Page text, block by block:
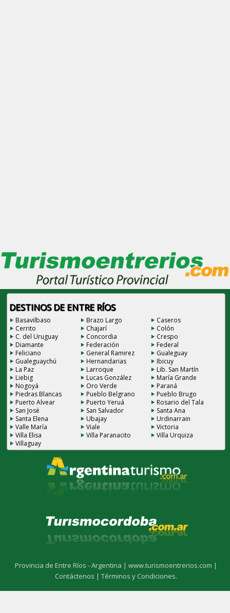
DESTINOS DE ENTRE RÍOS
Basavilbaso Brazo Largo
Caseros
Cerrito
Chajarí
Colón
C. del Uruguay
Concordia
Crespo
Diamante
Federación
Federal
Feliciano
General Ramirez
Gualeguay
Gualeguaychú
Hernandarias
Ibicuy
La Paz
Larroque
Lib. San Martín
Liebig
Lucas González
María Grande
Nogoyá
Oro Verde
Paraná
Piedras Blancas
Pueblo Belgrano
Pueblo Brugo
Puerto Alvear
Puerto Yeruá
Rosario del Tala
San José
San Salvador
Santa Ana
Santa Elena
Ubajay
Urdinarrain
Valle María
Viale
Victoria
Villa Elisa
Villa Paranacito
Villa Urquiza
Villaguay
Provincia de Entre Ríos - Argentina |www.turismoentrerios.com |
Contáctenos |Términos y Condiciones.